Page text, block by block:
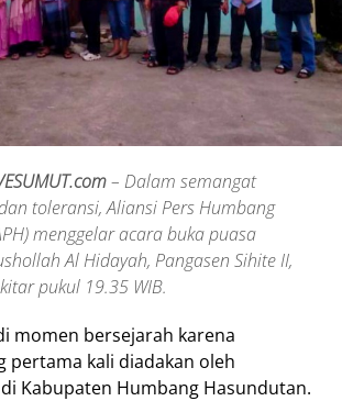
– Dalam semangat
toleransi, Aliansi Pers Humbang
menggelar acara buka puasa
Al Hidayah, Pangasen Sihite II,
pukul 19.35 WIB.
momen bersejarah karena
pertama kali diadakan oleh
Kabupaten Humbang Hasundutan.